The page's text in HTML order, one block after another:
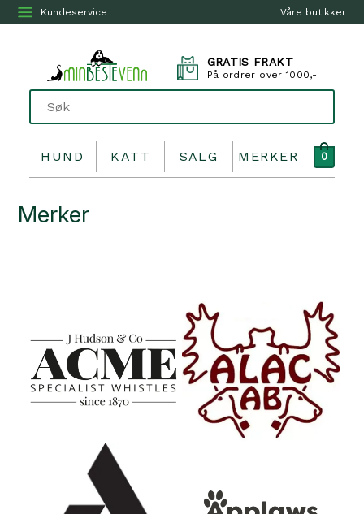
Våre butikker
Kundeservice
GRATIS FRAKT
På ordrer over 1000,-
HUND KATT SALG MERKER 0
Merker